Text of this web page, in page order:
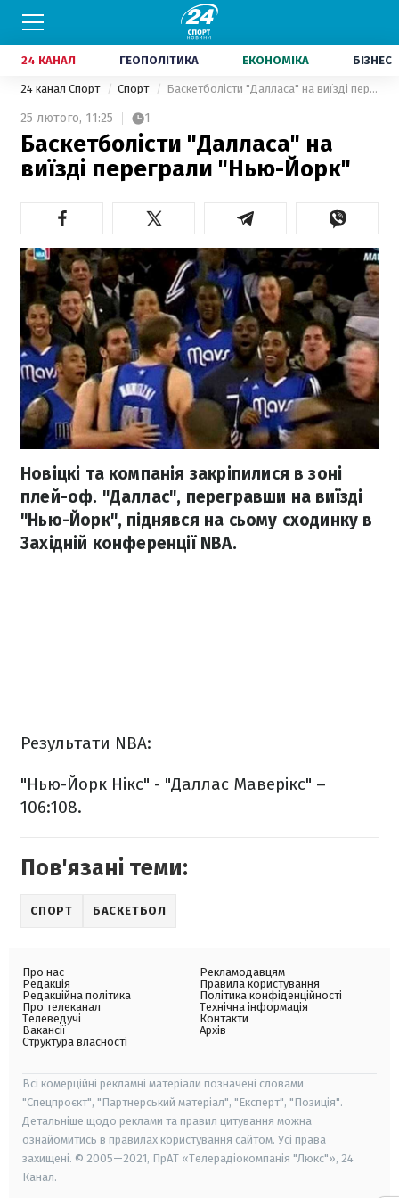
24 КАНАЛ ГЕОПОЛІТИКА ЕКОНОМІКА БІЗНЕС
24 канал Спорт Спорт Баскетболісти "Далласа" на виїзді переграли "Нью-Йорк"
25 лютого, 11:25 1
Баскетболісти "Далласа" на
виїзді переграли "Нью-Йорк"
Новіцкі та компанія закріпилися в зоні
плей-оф. "Даллас", перегравши на виїзді
"Нью-Йорк", піднявся на сьому сходинку в
Західній конференції NBA.
Результати NBA:
"Нью-Йорк Нікс" - "Даллас Маверікс" –
106:108.
Пов'язані теми:
СПОРТ БАСКЕТБОЛ
Про нас
Редакція
Редакційна політика
Про телеканал
Телеведучі
Вакансії
Структура власності
Рекламодавцям
Правила користування
Політика конфіденційності
Технічна інформація
Контакти
Архів
Всі комерційні рекламні матеріали позначені словами
"Спецпроєкт", "Партнерський матеріал", "Експерт", "Позиція".
Детальніше щодо реклами та правил цитування можна
ознайомитись в правилах користування сайтом. Усі права
захищені. © 2005—2021, ПрАТ «Телерадіокомпанія "Люкс"», 24
Канал.